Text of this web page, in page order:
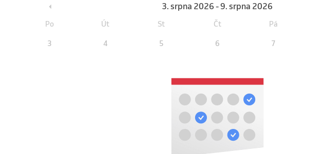
3. srpna 2026 - 9. srpna 2026
Po Út St Čt Pá
3 4 5 6 7